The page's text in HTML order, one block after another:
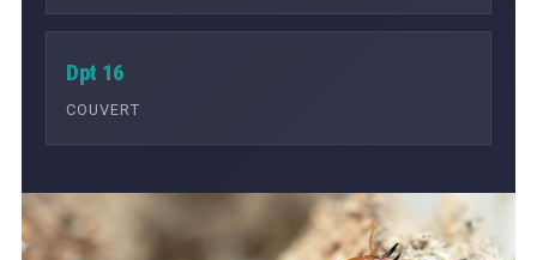
Dpt 16
COUVERT